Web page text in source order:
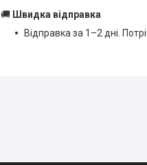
🚚 Швидка відправка
Відправка за 1–2 дні.